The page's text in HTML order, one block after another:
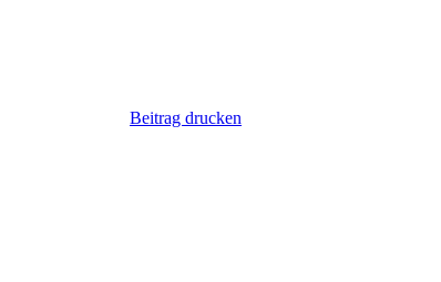
Beitrag drucken